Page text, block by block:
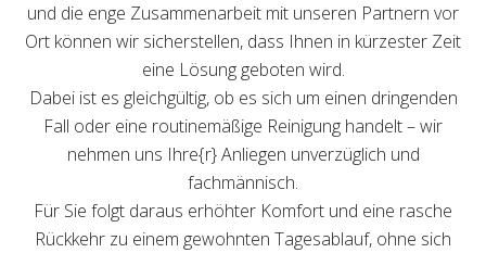
und die enge Zusammenarbeit mit unseren Partnern vor
Ort können wir sicherstellen, dass Ihnen in kürzester Zeit
eine Lösung geboten wird.
Dabei ist es gleichgültig, ob es sich um einen dringenden
Fall oder eine routinemäßige Reinigung handelt – wir
nehmen uns Ihre{r} Anliegen unverzüglich und
fachmännisch.
Für Sie folgt daraus erhöhter Komfort und eine rasche
Rückkehr zu einem gewohnten Tagesablauf, ohne sich